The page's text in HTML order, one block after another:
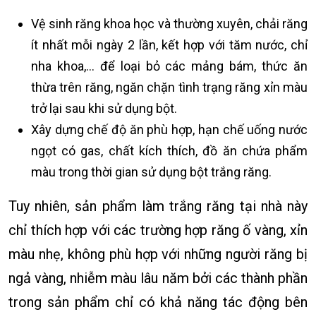
Vệ sinh răng khoa học và thường xuyên, chải răng
ít nhất mỗi ngày 2 lần, kết hợp với tăm nước, chỉ
nha khoa,… để loại bỏ các mảng bám, thức ăn
thừa trên răng, ngăn chặn tình trạng răng xỉn màu
trở lại sau khi sử dụng bột.
Xây dựng chế độ ăn phù hợp, hạn chế uống nước
ngọt có gas, chất kích thích, đồ ăn chứa phẩm
màu trong thời gian sử dụng bột trắng răng.
Tuy nhiên, sản phẩm làm trắng răng tại nhà này
chỉ thích hợp với các trường hợp răng ố vàng, xỉn
màu nhẹ, không phù hợp với những người răng bị
ngả vàng, nhiễm màu lâu năm bởi các thành phần
trong sản phẩm chỉ có khả năng tác động bên